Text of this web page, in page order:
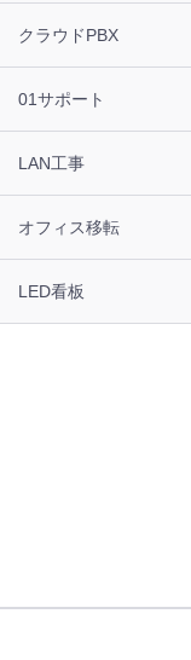
クラウドPBX
01サポート
LAN工事
オフィス移転
LED看板